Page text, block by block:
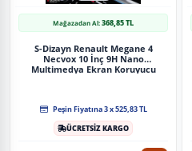
Mağazadan Al:368,85 TL
S-Dizayn Renault Megane 4
Necvox 10 İnç 9H Nano
Multimedya Ekran Koruyucu
Peşin Fiyatına 3 x 525,83 TL
ÜCRETSİZ KARGO